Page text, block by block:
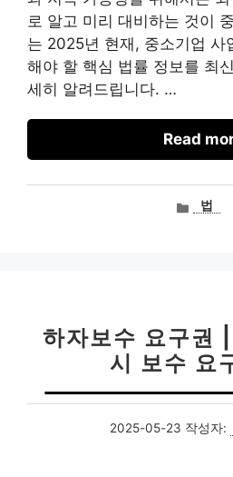
로 알고 미리 대비하는 것이
는 2025년 현재, 중소기업 사
해야 할 핵심 법률 정보를 최
세히 알려드립니다. …
Read
카법
하자보수 요구권
시 보수 요
2025-05-23 작성자: